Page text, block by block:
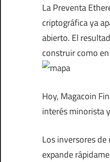
La Preventa
criptográfica ya
abierto. El
construir como
Hoy, Magacoin
interés minorista
Los inversores
expande